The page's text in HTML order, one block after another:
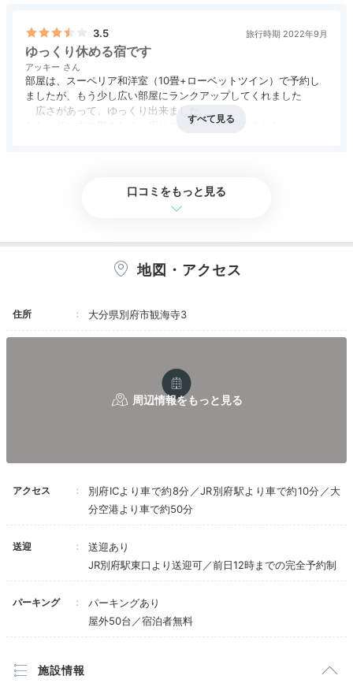
風呂や内風呂で、肌に優しい弱アルカリ性の温泉を満喫
でさらにリラックス。家族でのんびり過ごせる貸切風呂
mgmg0088__
足湯や湯上り処で
3.5 旅行時期 2022年9月
ゆっくり休める宿です
アッキー
部屋は、スーペリア和洋室（10畳+ローベットツイン）で予約し
ましたが、もう少し広い部屋にランクアップしてくれました
広さがあって、ゆっくり出来ました
ただ、低い方の階のため、周りの建物も目に付きました
もあり、食べきれませんでした口コミをもっと見る
地図・アクセス
住所 大分県別府市観海寺3
アクセス
別府ICより車で約8分／JR別府駅より車で約10分／大
分空港より車で約50分
送迎
送迎あり
JR別府駅東口より送迎可／前日12時までの完全予約制
パーキング
パーキングあり
屋外50台／宿泊者無料
施設情報